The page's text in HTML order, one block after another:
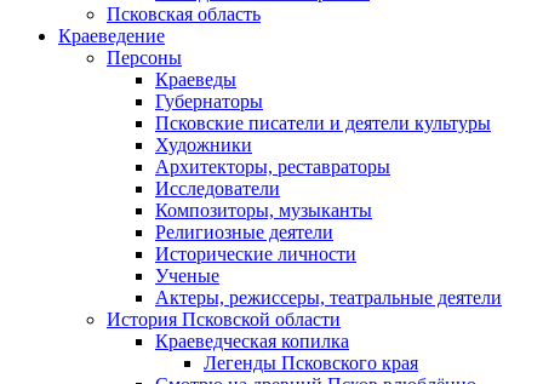
Псковская область
Краеведение
Персоны
Краеведы
Губернаторы
Псковские писатели и деятели культуры
Художники
Архитекторы, реставраторы
Исследователи
Композиторы, музыканты
Религиозные деятели
Исторические личности
Ученые
Актеры, режиссеры, театральные деятели
История Псковской области
Краеведческая копилка
Легенды Псковского края